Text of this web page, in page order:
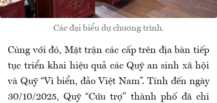
Các đại biểu dự chương trình.
Cùng với đó, Mặt trận các cấp trên địa bàn tiếp
tục triển khai hiệu quả các Quỹ an sinh xã hội
và Quỹ “Vì biển, đảo Việt Nam”. Tính đến ngày
30/10/2025, Quỹ “Cứu trợ” thành phố đã chi